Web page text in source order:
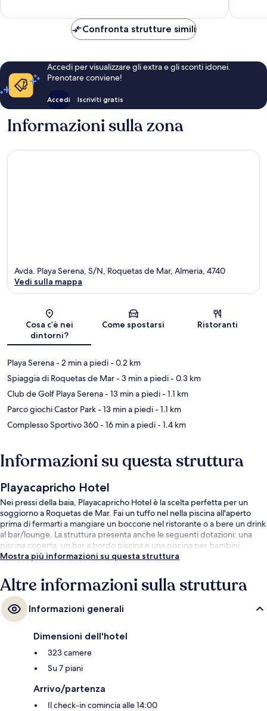
Confronta strutture simili
Accedi per visualizzare gli extra e gli sconti idonei.
Prenotare conviene!
Accedi Iscriviti gratis
Informazioni sulla zona
Mappa
Avda. Playa Serena, S/N, Roquetas de Mar, Almeria, 4740
Vedi sulla mappa
Cosa c’è nei
dintorni?
Come spostarsi Ristoranti
Playa Serena- 2 min a piedi- 0.2 km
Spiaggia di Roquetas de Mar- 3 min a piedi- 0.3 km
Club de Golf Playa Serena- 13 min a piedi- 1.1 km
Parco giochi Castor Park- 13 min a piedi- 1.1 km
Complesso Sportivo 360- 16 min a piedi- 1.4 km
Informazioni su questa struttura
Playacapricho Hotel
Nei pressi della baia, Playacapricho Hotel è la scelta perfetta per un
soggiorno a Roquetas de Mar. Fai un tuffo nel nella piscina all'aperto
prima di fermarti a mangiare un boccone nel ristorante o a bere un drink
al bar/lounge. La struttura presenta anche le seguenti dotazioni: una
piscina coperta, un bar a bordo piscina e una piscina per bambini.
Mostra più informazioni su questa struttura
Altre informazioni sulla struttura
Informazioni generali
Dimensioni dell'hotel
323 camere
Su 7 piani
Arrivo/partenza
Il check-in comincia alle 14:00